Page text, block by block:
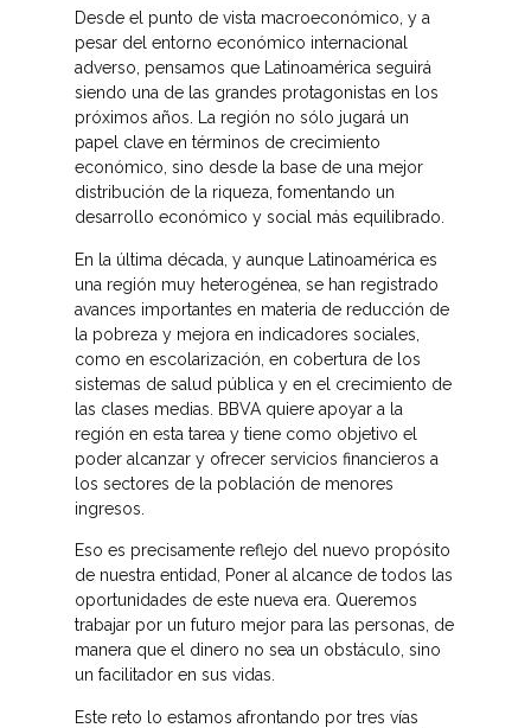
Desde el punto de vista macroeconómico, y a
pesar del entorno económico internacional
adverso, pensamos que Latinoamérica seguirá
siendo una de las grandes protagonistas en los
próximos años. La región no sólo jugará un
papel clave en términos de crecimiento
económico, sino desde la base de una mejor
distribución de la riqueza, fomentando un
desarrollo económico y social más equilibrado.
En la última década, y aunque Latinoamérica es
una región muy heterogénea, se han registrado
avances importantes en materia de reducción de
la pobreza y mejora en indicadores sociales,
como en escolarización, en cobertura de los
sistemas de salud pública y en el crecimiento de
las clases medias. BBVA quiere apoyar a la
región en esta tarea y tiene como objetivo el
poder alcanzar y ofrecer servicios financieros a
los sectores de la población de menores
ingresos.
Eso es precisamente reflejo del nuevo propósito
de nuestra entidad, Poner al alcance de todos las
oportunidades de este nueva era. Queremos
trabajar por un futuro mejor para las personas, de
manera que el dinero no sea un obstáculo, sino
un facilitador en sus vidas.
Este reto lo estamos afrontando por tres vías